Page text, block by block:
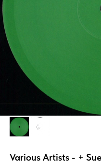
Various Artists - +